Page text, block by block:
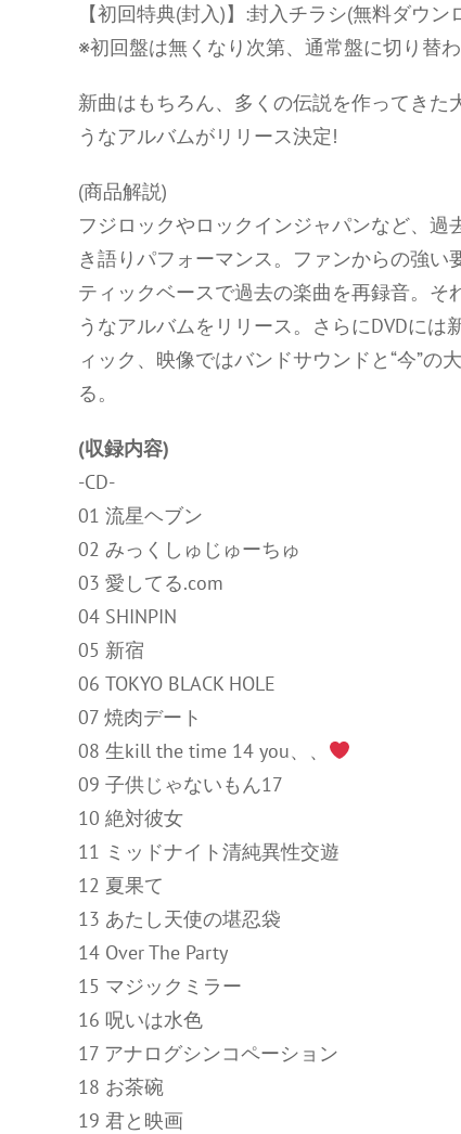
【初回特典(封入)】:封入チラシ(無料ダウ
※初回盤は無くなり次第、通常盤に切り替わ
新曲はもちろん、多くの伝説を作ってきた
うなアルバムがリリース決定!
(商品解説)
フジロックやロックインジャパンなど、
き語りパフォーマンス。ファンからの強
ティックベースで過去の楽曲を再録音。そ
うなアルバムをリリース。さらにDVDには
ィック、映像ではバンドサウンドと“今”
る。
(収録内容)
-CD-
01 流星ヘブン
02 みっくしゅじゅーちゅ
03 愛してる.com
04 SHINPIN
05 新宿
06 TOKYO BLACK HOLE
07 焼肉デート
08 生kill the time 14 you、、
09 子供じゃないもん17
10 絶対彼女
11 ミッドナイト清純異性交遊
12 夏果て
13 あたし天使の堪忍袋
14 Over The Party
15 マジックミラー
16 呪いは水色
17 アナログシンコペーション
18 お茶碗
19 君と映画